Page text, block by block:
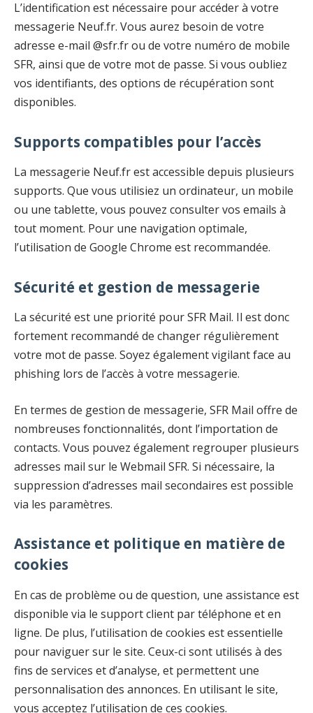
L’identification est nécessaire pour accéder à votre
messagerie Neuf.fr. Vous aurez besoin de votre
adresse e-mail @sfr.fr ou de votre numéro de mobile
SFR, ainsi que de votre mot de passe. Si vous oubliez
vos identifiants, des options de récupération sont
disponibles.
Supports compatibles pour l’accès
La messagerie Neuf.fr est accessible depuis plusieurs
supports. Que vous utilisiez un ordinateur, un mobile
ou une tablette, vous pouvez consulter vos emails à
tout moment. Pour une navigation optimale,
l’utilisation de Google Chrome est recommandée.
Sécurité et gestion de messagerie
La sécurité est une priorité pour SFR Mail. Il est donc
fortement recommandé de changer régulièrement
votre mot de passe. Soyez également vigilant face au
phishing lors de l’accès à votre messagerie.
En termes de gestion de messagerie, SFR Mail offre de
nombreuses fonctionnalités, dont l’importation de
contacts. Vous pouvez également regrouper plusieurs
adresses mail sur le Webmail SFR. Si nécessaire, la
suppression d’adresses mail secondaires est possible
via les paramètres.
Assistance et politique en matière de
cookies
En cas de problème ou de question, une assistance est
disponible via le support client par téléphone et en
ligne. De plus, l’utilisation de cookies est essentielle
pour naviguer sur le site. Ceux-ci sont utilisés à des
fins de services et d’analyse, et permettent une
personnalisation des annonces. En utilisant le site,
vous acceptez l’utilisation de ces cookies.